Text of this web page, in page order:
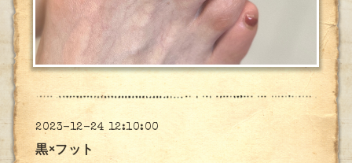
2023-12-24 12:10:00
黒×フット